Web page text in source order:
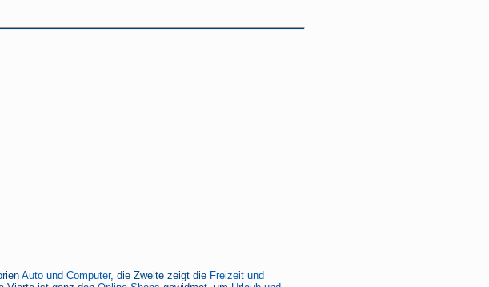
Auto und Computer, die Zweite zeigt die Freizeit und